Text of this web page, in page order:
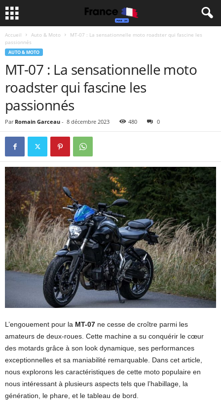
Accueil Auto & Moto
MT-07 : La sensationnelle moto roadster qui fascine les
passionnés
AUTO & MOTO
MT-07 : La sensationnelle moto
roadster qui fascine les
passionnés
Par Romain Garceau - 8 décembre 2023 480 0
L’engouement pour la MT-07 ne cesse de croître parmi les
amateurs de deux-roues. Cette machine a su conquérir le cœur
des motards grâce à son look dynamique, ses performances
exceptionnelles et sa maniabilité remarquable. Dans cet article,
nous explorons les caractéristiques de cette moto populaire en
nous intéressant à plusieurs aspects tels que l’habillage, la
génération, le phare, et le tableau de bord.